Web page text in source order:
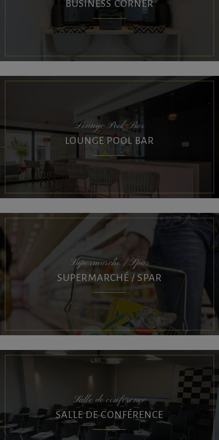
BUSINESS CORNER
Lounge Pool Bar
LOUNGE POOL BAR
Supermarché / Spar
SUPERMARCHÉ / SPAR
Salle de conférence
SALLE DE CONFÉRENCE